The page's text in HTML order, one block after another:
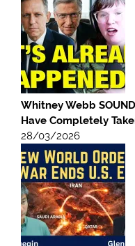
Whitney Webb
Have Completely
28/03/2026